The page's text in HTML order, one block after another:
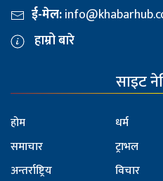
ई-मेल:
हाम्रो बारे
साइट
होम
समाचार
अन्तर्राष्ट्रिय
धर्म
ट्राभल
विचार